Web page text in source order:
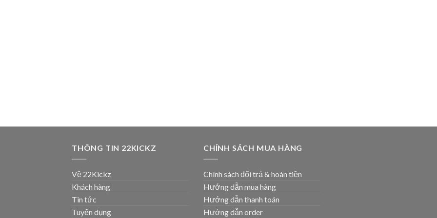
THÔNG TIN 22KICKZ
Về 22Kickz
Khách hàng
Tin tức
Tuyển dụng
CHÍNH SÁCH MUA HÀNG
Chính sách đổi trả & hoàn tiền
Hướng dẫn mua hàng
Hướng dẫn thanh toán
Hướng dẫn order